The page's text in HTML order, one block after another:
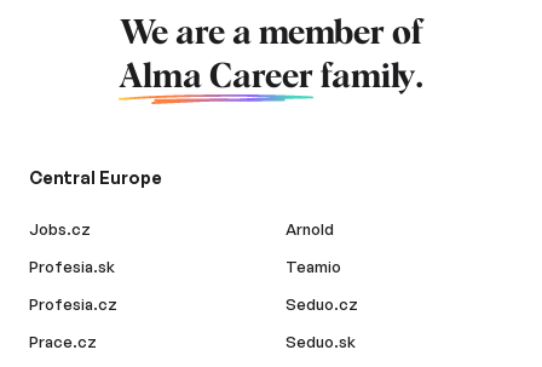
We are a member of
Alma Career family.
Central Europe
Jobs.cz
Profesia.sk
Profesia.cz
Prace.cz
Arnold
Teamio
Seduo.cz
Seduo.sk